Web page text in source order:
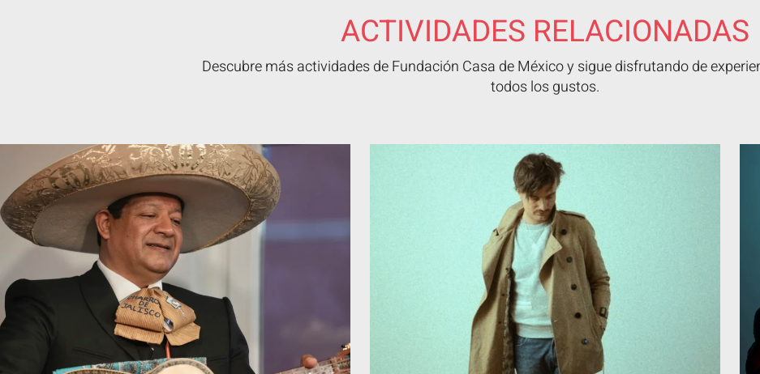
ACTIVIDADES RELACIONADAS
Descubre más actividades de Fundación Casa de México y sigue disfrutando de
todos los gustos.